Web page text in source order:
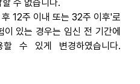
수 없습니다.
12주 이내 또는 32주 이후'로
있는 경우는 임신 전 기간에
수 있게 변경하였습니다.